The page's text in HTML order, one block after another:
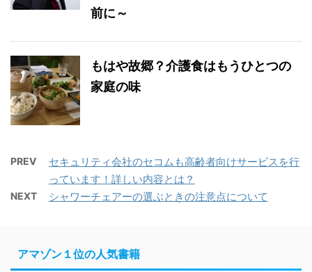
前に～
もはや故郷？介護食はもうひとつの
家庭の味
PREV
セキュリティ会社のセコムも高齢者向けサービスを行
っています！詳しい内容とは？
NEXT シャワーチェアーの選ぶときの注意点について
アマゾン１位の人気書籍